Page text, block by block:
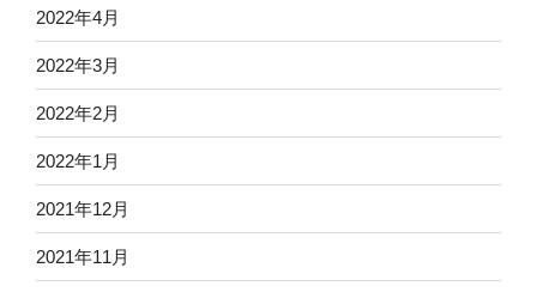
2022年4月
2022年3月
2022年2月
2022年1月
2021年12月
2021年11月